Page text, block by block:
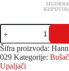
Šifra proizvoda:
029 Kategorije:
Upaljači